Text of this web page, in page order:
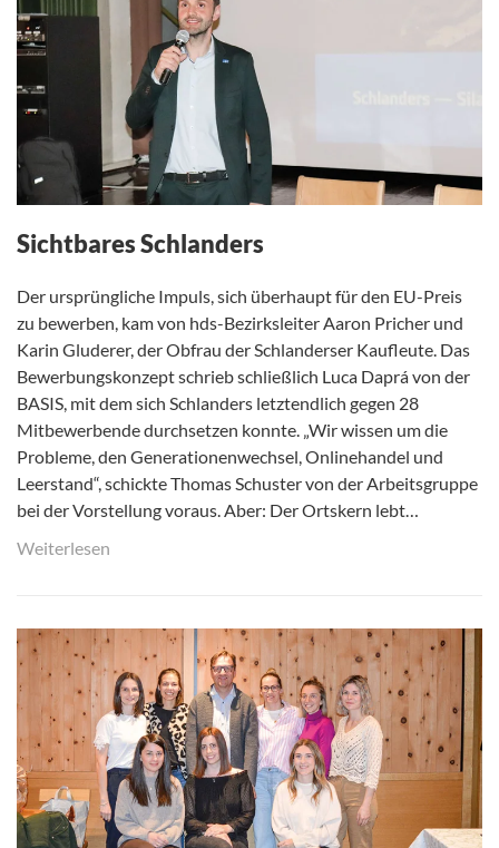
Sichtbares Schlanders
Der ursprüngliche Impuls, sich überhaupt für den EU-Preis
zu bewerben, kam von hds-Bezirksleiter Aaron Pricher und
Karin Gluderer, der Obfrau der Schlanderser Kaufleute. Das
Bewerbungskonzept schrieb schließlich Luca Daprá von der
BASIS, mit dem sich Schlanders letztendlich gegen 28
Mitbewerbende durchsetzen konnte. „Wir wissen um die
Probleme, den Generationenwechsel, Onlinehandel und
Leerstand“, schickte Thomas Schuster von der Arbeitsgruppe
bei der Vorstellung voraus. Aber: Der Ortskern lebt…
Weiterlesen